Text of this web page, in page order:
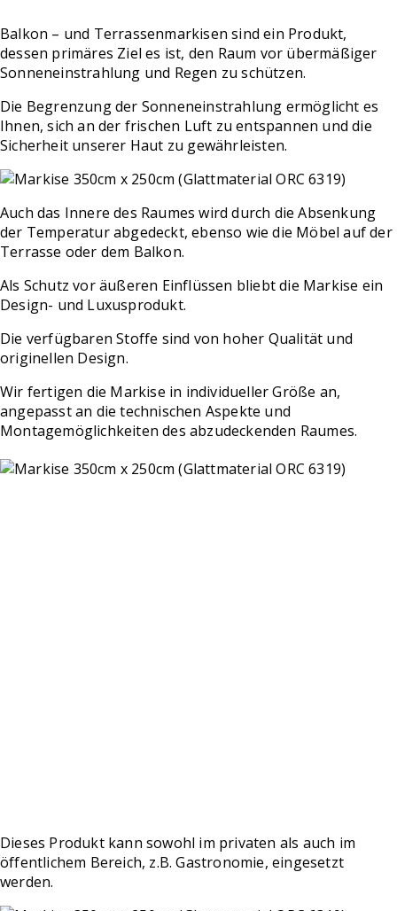
Balkon – und Terrassenmarkisen sind ein Produkt,
dessen primäres Ziel es ist, den Raum vor übermäßiger
Sonneneinstrahlung und Regen zu schützen.
Die Begrenzung der Sonneneinstrahlung ermöglicht es
Ihnen, sich an der frischen Luft zu entspannen und die
Sicherheit unserer Haut zu gewährleisten.
Auch das Innere des Raumes wird durch die Absenkung
der Temperatur abgedeckt, ebenso wie die Möbel auf der
Terrasse oder dem Balkon.
Als Schutz vor äußeren Einflüssen bliebt die Markise ein
Design- und Luxusprodukt.
Die verfügbaren Stoffe sind von hoher Qualität und
originellen Design.
Wir fertigen die Markise in individueller Größe an,
angepasst an die technischen Aspekte und
Montagemöglichkeiten des abzudeckenden Raumes.
Dieses Produkt kann sowohl im privaten als auch im
öffentlichem Bereich, z.B. Gastronomie, eingesetzt
werden.